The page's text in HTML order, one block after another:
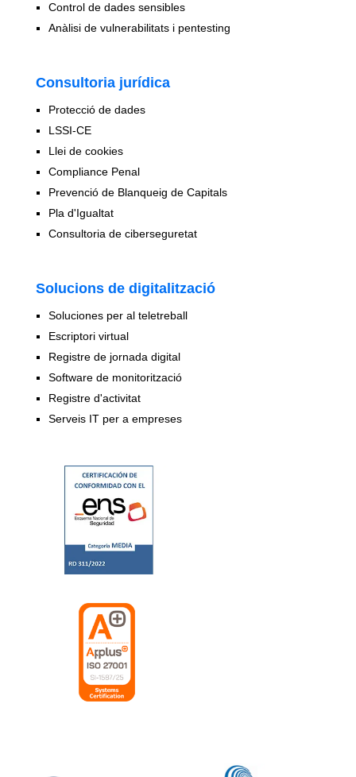
Control de dades sensibles
Anàlisi de vulnerabilitats i pentesting
Consultoria jurídica
Protecció de dades
LSSI-CE
Llei de cookies
Compliance Penal
Prevenció de Blanqueig de Capitals
Pla d'Igualtat
Consultoria de ciberseguretat
Solucions de digitalització
Soluciones per al teletreball
Escriptori virtual
Registre de jornada digital
Software de monitorització
Registre d'activitat
Serveis IT per a empreses